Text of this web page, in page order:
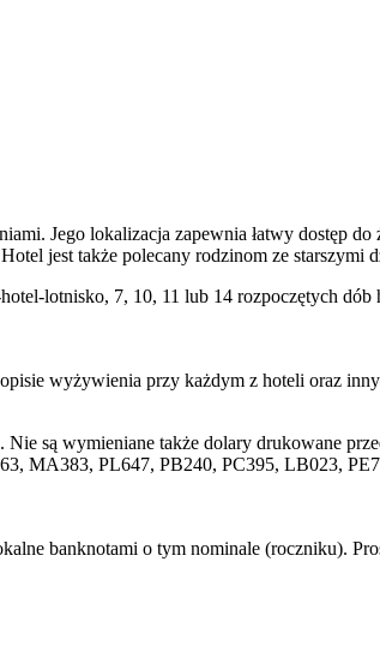
Jego lokalizacja zapewnia łatwy dostęp
jest także polecany rodzinom ze
lotnisko, 7, 10, 11 lub 14 rozpoczętych
wyżywienia przy każdym z hoteli oraz
są wymieniane także dolary drukowane
MA383, PL647, PB240, PC395, LB023,
banknotami o tym nominale (roczniku).